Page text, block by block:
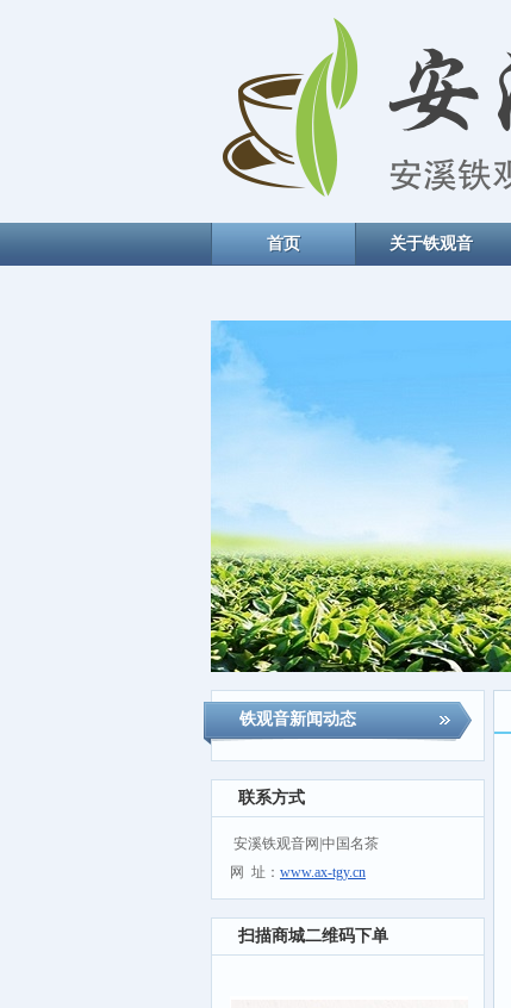
首页 关于铁观音
铁观音新闻动态
联系方式
安溪铁观音网|中国名茶
网 址： www.ax-tgy.cn
扫描商城二维码下单